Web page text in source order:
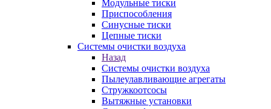
Модульные тиски
Приспособления
Синусные тиски
Цепные тиски
Системы очистки воздуха
Назад
Системы очистки воздуха
Пылеулавливающие агрегаты
Стружкоотсосы
Вытяжные установки